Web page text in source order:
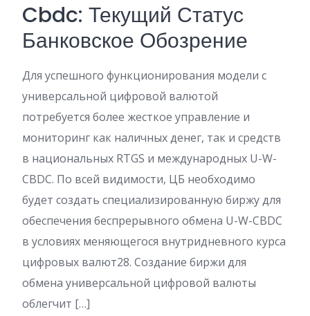
Cbdc: Текущий Статус
Банковское Обозрение
Для успешного функционирования модели с
универсальной цифровой валютой
потребуется более жесткое управление и
мониторинг как наличных денег, так и средств
в национальных RTGS и международных U-W-
CBDC. По всей видимости, ЦБ необходимо
будет создать специализированную биржу для
обеспечения беспрерывного обмена U-W-CBDC
в условиях меняющегося внутридневного курса
цифровых валют28. Создание биржи для
обмена универсальной цифровой валюты
облегчит […]